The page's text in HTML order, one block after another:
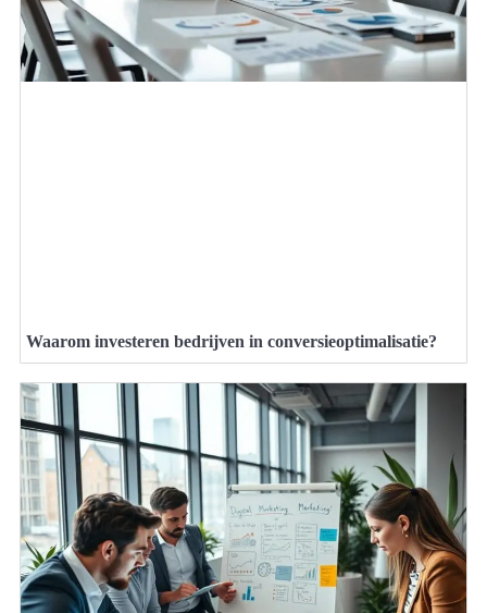
Waarom investeren bedrijven in conversieoptimalisatie?